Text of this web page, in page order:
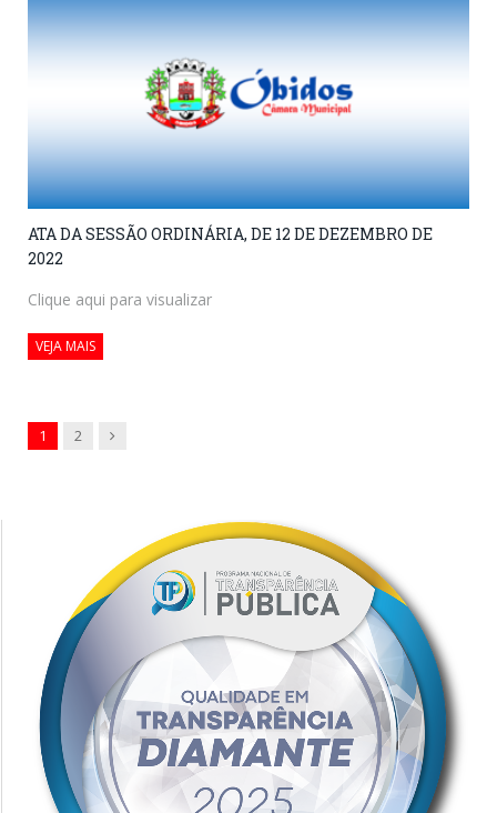
ATA DA SESSÃO ORDINÁRIA, DE 12 DE DEZEMBRO DE
2022
Clique aqui para visualizar
VEJA MAIS
1 2 Next